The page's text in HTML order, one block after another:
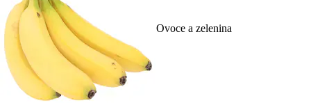
Ovoce a zelenina